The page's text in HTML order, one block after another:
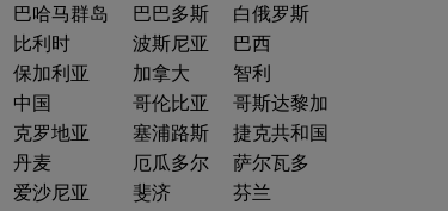
巴哈马群岛
巴巴多斯
白俄罗斯
比利时
波斯尼亚
巴西
保加利亚
加拿大
智利
中国
哥伦比亚
哥斯达黎加
克罗地亚
塞浦路斯
捷克共和国
丹麦
厄瓜多尔
萨尔瓦多
爱沙尼亚
斐济
芬兰